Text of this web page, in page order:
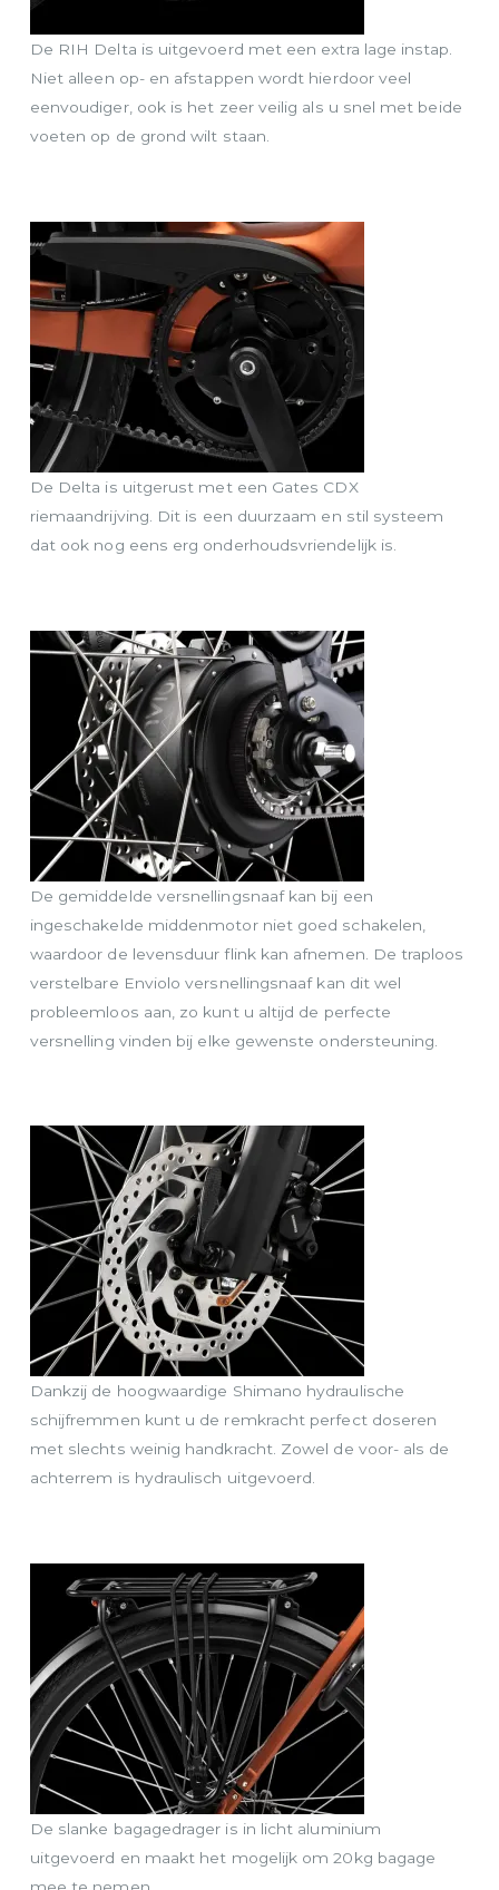
De RIH Delta is uitgevoerd met een extra lage instap.
Niet alleen op- en afstappen wordt hierdoor veel
eenvoudiger, ook is het zeer veilig als u snel met beide
voeten op de grond wilt staan.
De Delta is uitgerust met een Gates CDX
riemaandrijving. Dit is een duurzaam en stil systeem
dat ook nog eens erg onderhoudsvriendelijk is.
De gemiddelde versnellingsnaaf kan bij een
ingeschakelde middenmotor niet goed schakelen,
waardoor de levensduur flink kan afnemen. De traploos
verstelbare Enviolo versnellingsnaaf kan dit wel
probleemloos aan, zo kunt u altijd de perfecte
versnelling vinden bij elke gewenste ondersteuning.
Dankzij de hoogwaardige Shimano hydraulische
schijfremmen kunt u de remkracht perfect doseren
met slechts weinig handkracht. Zowel de voor- als de
achterrem is hydraulisch uitgevoerd.
De slanke bagagedrager is in licht aluminium
uitgevoerd en maakt het mogelijk om 20kg bagage